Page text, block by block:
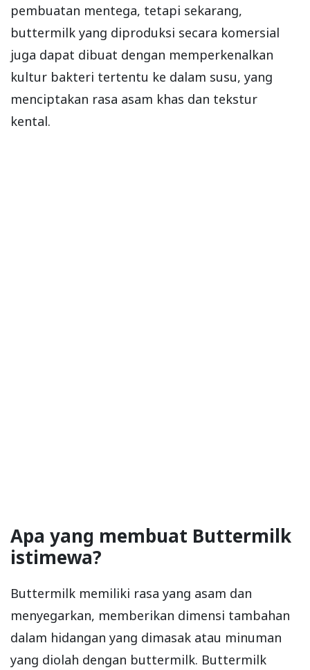
pembuatan mentega, tetapi sekarang,
buttermilk yang diproduksi secara komersial
juga dapat dibuat dengan memperkenalkan
kultur bakteri tertentu ke dalam susu, yang
menciptakan rasa asam khas dan tekstur
kental.
Apa yang membuat Buttermilk
istimewa?
Buttermilk memiliki rasa yang asam dan
menyegarkan, memberikan dimensi tambahan
dalam hidangan yang dimasak atau minuman
yang diolah dengan buttermilk. Buttermilk